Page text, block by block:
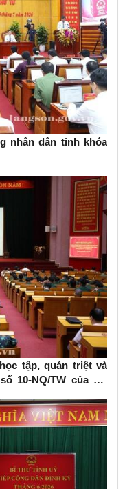
nhân dân tỉnh khóa
tập, quán triệt và
10-NQ/TW của Bộ